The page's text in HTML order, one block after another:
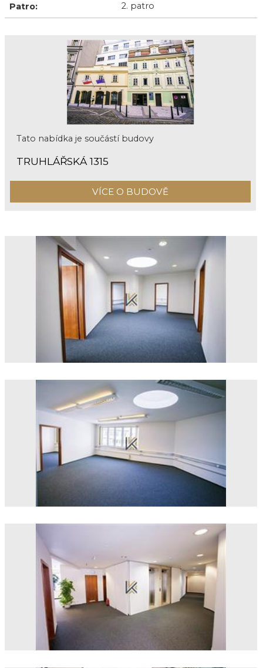
Patro: 2. patro
Tato nabídka je součástí budovy
TRUHLÁŘSKÁ 1315
VÍCE O BUDOVĚ